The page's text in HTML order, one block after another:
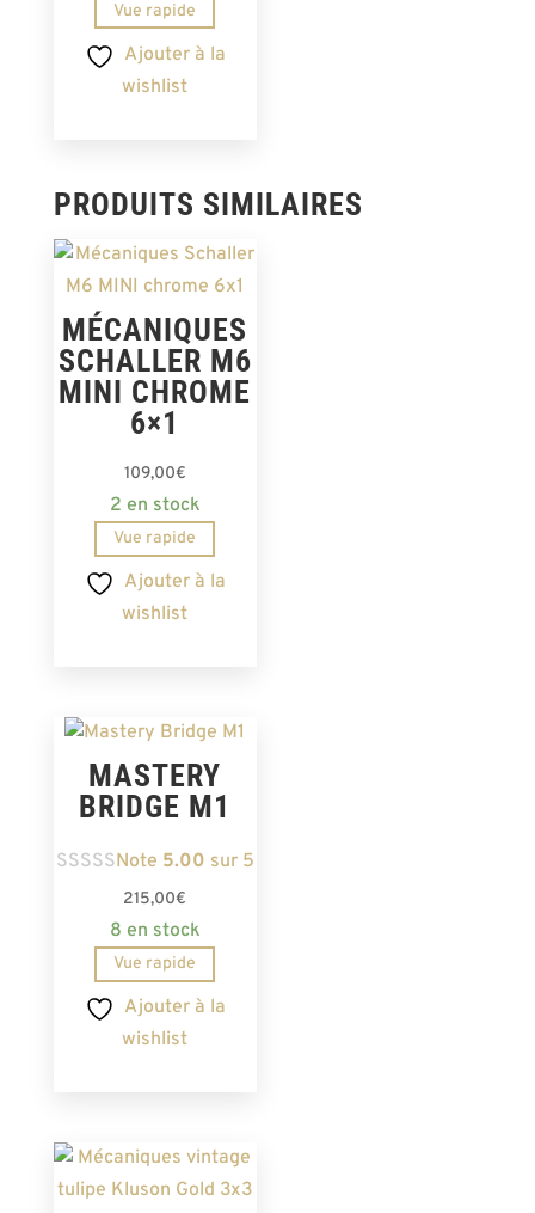
Vue rapide
Ajouter à la
wishlist
PRODUITS SIMILAIRES
MÉCANIQUES
SCHALLER M6
MINI CHROME
6×1
109,00€
2 en stock
Vue rapide
Ajouter à la
wishlist
MASTERY
BRIDGE M1
Note 5.00 sur 5
215,00€
8 en stock
Vue rapide
Ajouter à la
wishlist